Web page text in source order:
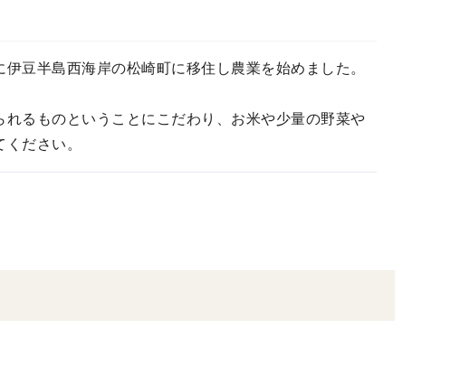
豆半島西海岸の松崎町に移住し農業を始めました。
るものということにこだわり、お米や少量の野菜や
ださい。